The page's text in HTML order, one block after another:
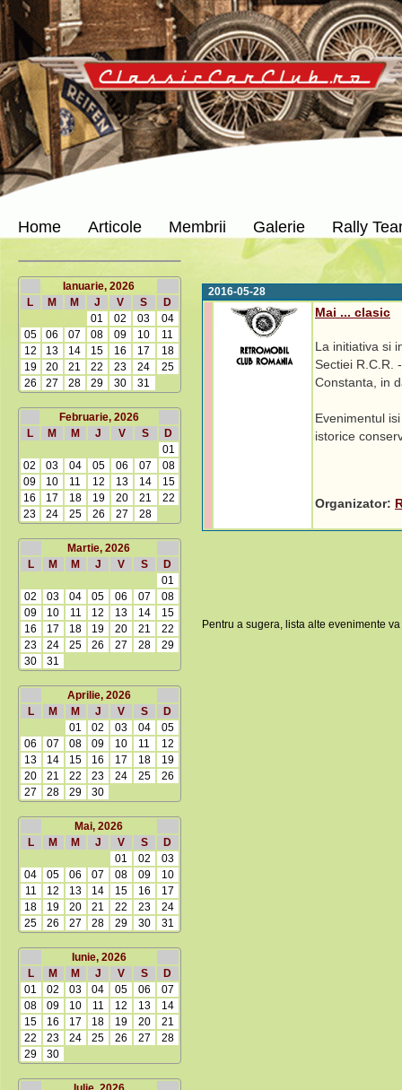
Home Articole Membrii Galerie Rally
Ianuarie, 2026
L
M M J V S
D
01
02 03
04
05
06 07 08 09 10
11
12
13 14 15 16 17
18
19
20 21 22 23 24
25
26
27 28 29 30 31
Februarie, 2026
L
M M J V S
D
01
02
03 04 05 06 07
08
09
10 11 12 13 14
15
16
17 18 19 20 21
22
23
24 25 26 27 28
Martie, 2026
L
M M J V S
D
01
02
03 04 05 06 07
08
09
10 11 12 13 14
15
16
17 18 19 20 21
22
23
24 25 26 27 28
29
30
31
Aprilie, 2026
L
M M J V S
D
01
02 03 04
05
06
07 08 09 10 11
12
13
14 15 16 17 18
19
20
21 22 23 24 25
26
27
28 29 30
Mai, 2026
L
M M J V S
D
01
02
03
04
05 06 07 08 09
10
11
12 13 14 15 16
17
18
19 20 21 22 23
24
25
26 27 28 29 30 31
Iunie, 2026
L
M M J V S
D
01
02 03 04 05 06
07
08
09 10 11 12 13
14
15
16 17 18 19 20
21
22
23 24 25 26 27
28
29
30
2016-05-28
Mai ... clasic
La initiativa si
Sectiei R.C.R.
Constanta, in
Evenimentul
istorice
Organizator:
Pentru a sugera, lista alte evenimente